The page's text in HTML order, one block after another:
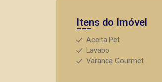
Itens do Imóvel
Aceita Pet
Lavabo
Varanda Gourmet